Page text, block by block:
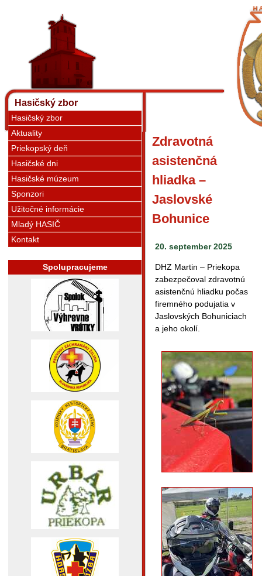
Hasičský zbor
Hasičský zbor
Aktuality
Priekopský deň
Hasičské dni
Hasičské múzeum
Sponzori
Užitočné informácie
Mladý HASIČ
Kontakt
Spolupracujeme
Zdravotná
asistenčná
hliadka –
Jaslovské
Bohunice
20. september 2025
DHZ Martin – Priekopa
zabezpečoval zdravotnú
asistenčnú hliadku počas
firemného podujatia v
Jaslovských Bohuniciach
a jeho okolí.